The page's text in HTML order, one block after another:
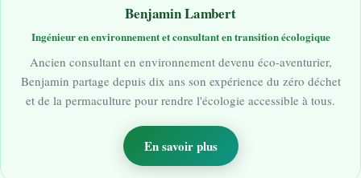
Benjamin Lambert
Ingénieur en environnement et consultant en transition écologique
Ancien consultant en environnement devenu éco-aventurier,
Benjamin partage depuis dix ans son expérience du zéro déchet
et de la permaculture pour rendre l'écologie accessible à tous.
En savoir plus